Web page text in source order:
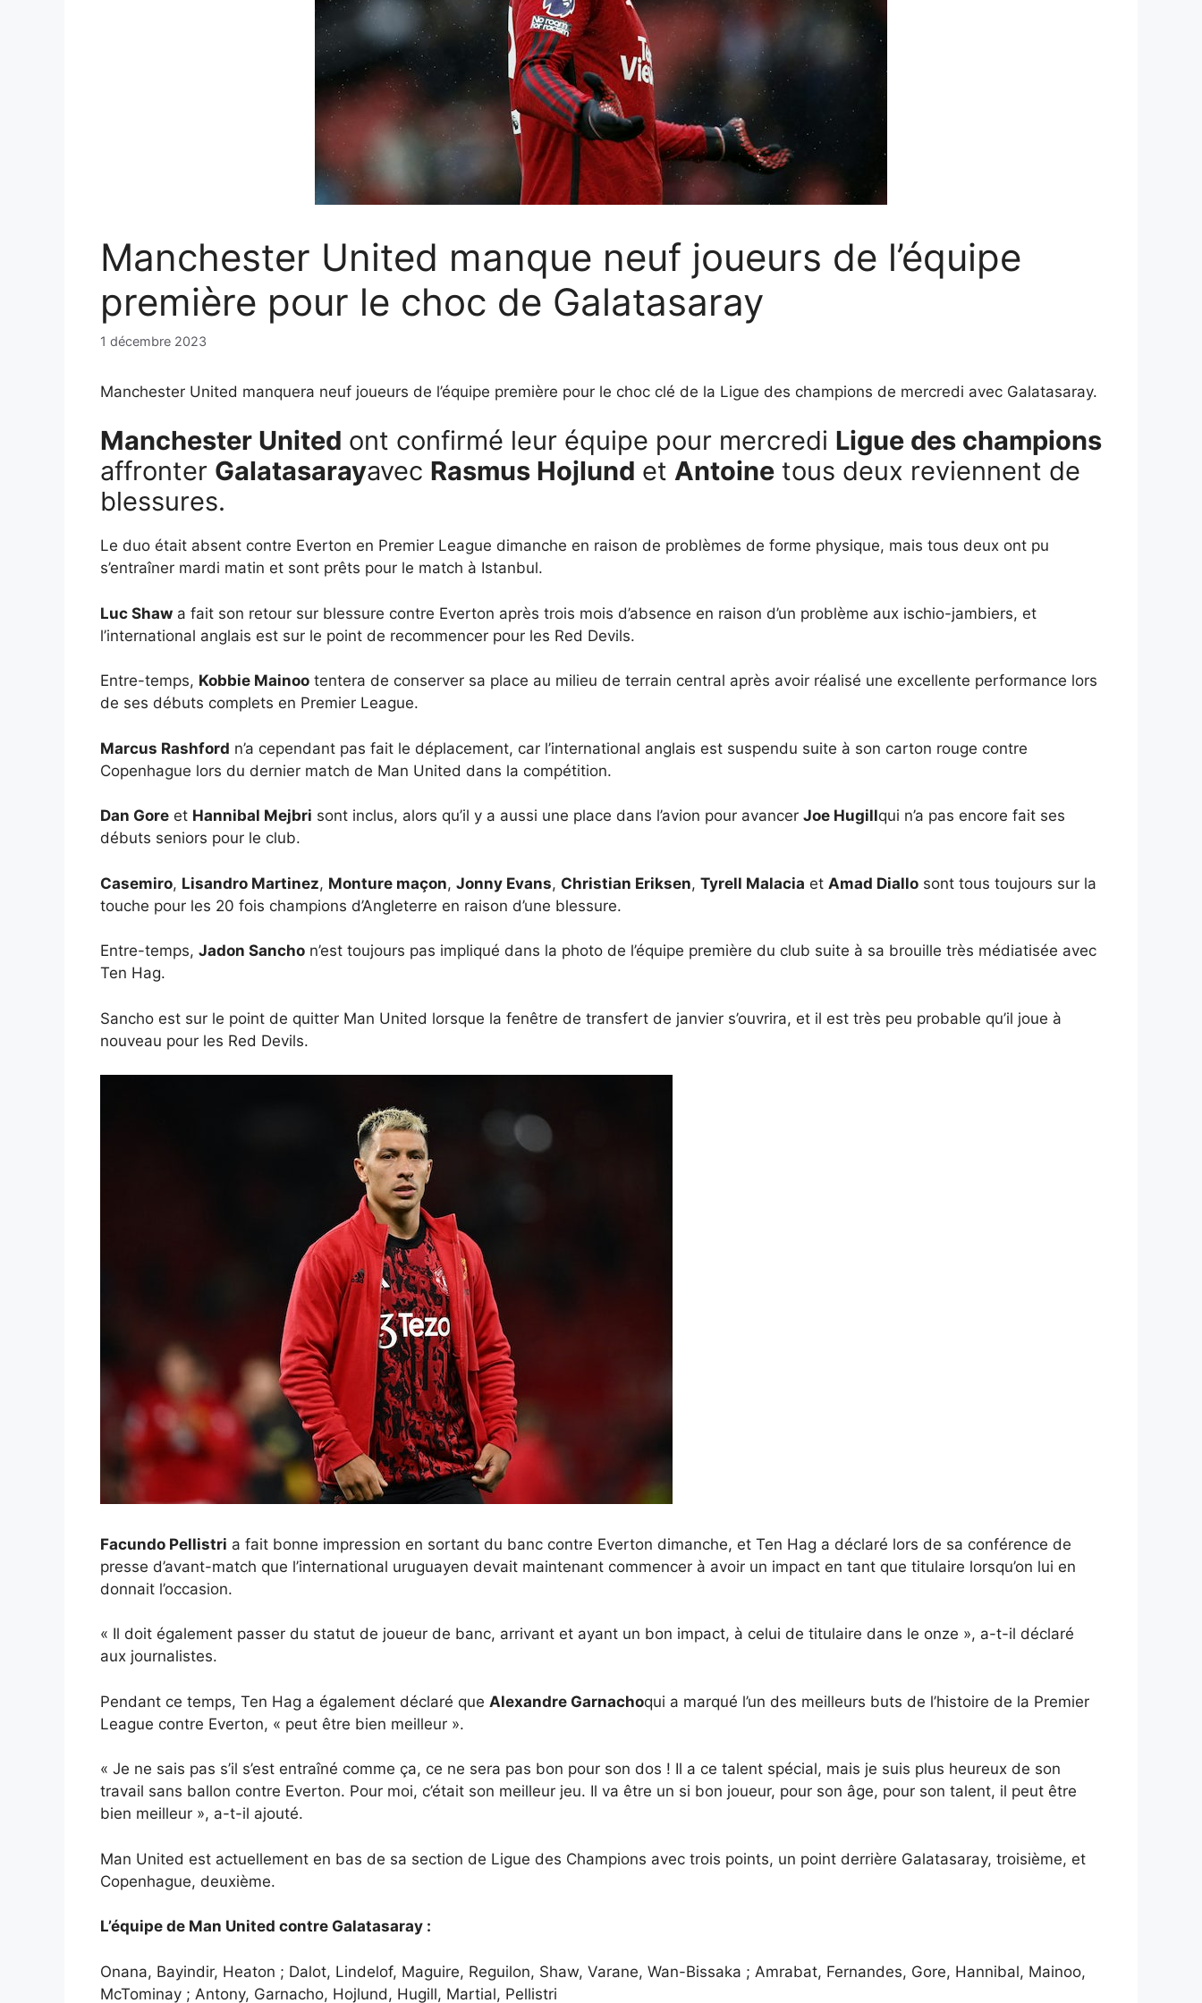
Manchester United manque neuf joueurs de l’équipe
première pour le choc de Galatasaray
1 décembre 2023
Manchester United manquera neuf joueurs de l’équipe première pour le choc clé de la Ligue des champions de mercredi avec Galatasaray.
Manchester United ont confirmé leur équipe pour mercredi Ligue des champions
affronter Galatasarayavec Rasmus Hojlund et Antoine tous deux reviennent de
blessures.
Le duo était absent contre Everton en Premier League dimanche en raison de problèmes de forme physique, mais tous deux ont pu
s’entraîner mardi matin et sont prêts pour le match à Istanbul.
Luc Shaw a fait son retour sur blessure contre Everton après trois mois d’absence en raison d’un problème aux ischio-jambiers, et
l’international anglais est sur le point de recommencer pour les Red Devils.
Entre-temps, Kobbie Mainoo tentera de conserver sa place au milieu de terrain central après avoir réalisé une excellente performance lors
de ses débuts complets en Premier League.
Marcus Rashford n’a cependant pas fait le déplacement, car l’international anglais est suspendu suite à son carton rouge contre
Copenhague lors du dernier match de Man United dans la compétition.
Dan Gore et Hannibal Mejbri sont inclus, alors qu’il y a aussi une place dans l’avion pour avancer Joe Hugillqui n’a pas encore fait ses
débuts seniors pour le club.
Casemiro, Lisandro Martinez, Monture maçon, Jonny Evans, Christian Eriksen, Tyrell Malacia et Amad Diallo sont tous toujours sur la
touche pour les 20 fois champions d’Angleterre en raison d’une blessure.
Entre-temps, Jadon Sancho n’est toujours pas impliqué dans la photo de l’équipe première du club suite à sa brouille très médiatisée avec
Ten Hag.
Sancho est sur le point de quitter Man United lorsque la fenêtre de transfert de janvier s’ouvrira, et il est très peu probable qu’il joue à
nouveau pour les Red Devils.
Facundo Pellistri a fait bonne impression en sortant du banc contre Everton dimanche, et Ten Hag a déclaré lors de sa conférence de
presse d’avant-match que l’international uruguayen devait maintenant commencer à avoir un impact en tant que titulaire lorsqu’on lui en
donnait l’occasion.
« Il doit également passer du statut de joueur de banc, arrivant et ayant un bon impact, à celui de titulaire dans le onze », a-t-il déclaré
aux journalistes.
Pendant ce temps, Ten Hag a également déclaré que Alexandre Garnachoqui a marqué l’un des meilleurs buts de l’histoire de la Premier
League contre Everton, « peut être bien meilleur ».
« Je ne sais pas s’il s’est entraîné comme ça, ce ne sera pas bon pour son dos ! Il a ce talent spécial, mais je suis plus heureux de son
travail sans ballon contre Everton. Pour moi, c’était son meilleur jeu. Il va être un si bon joueur, pour son âge, pour son talent, il peut être
bien meilleur », a-t-il ajouté.
Man United est actuellement en bas de sa section de Ligue des Champions avec trois points, un point derrière Galatasaray, troisième, et
Copenhague, deuxième.
L’équipe de Man United contre Galatasaray :
Onana, Bayindir, Heaton ; Dalot, Lindelof, Maguire, Reguilon, Shaw, Varane, Wan-Bissaka ; Amrabat, Fernandes, Gore, Hannibal, Mainoo,
McTominay ; Antony, Garnacho, Hojlund, Hugill, Martial, Pellistri